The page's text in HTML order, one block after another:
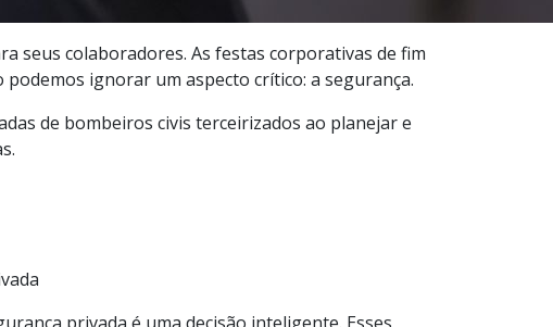
seus colaboradores. As festas corporativas de fim
ignorar um aspecto crítico: a segurança.
de bombeiros civis terceirizados ao planejar e